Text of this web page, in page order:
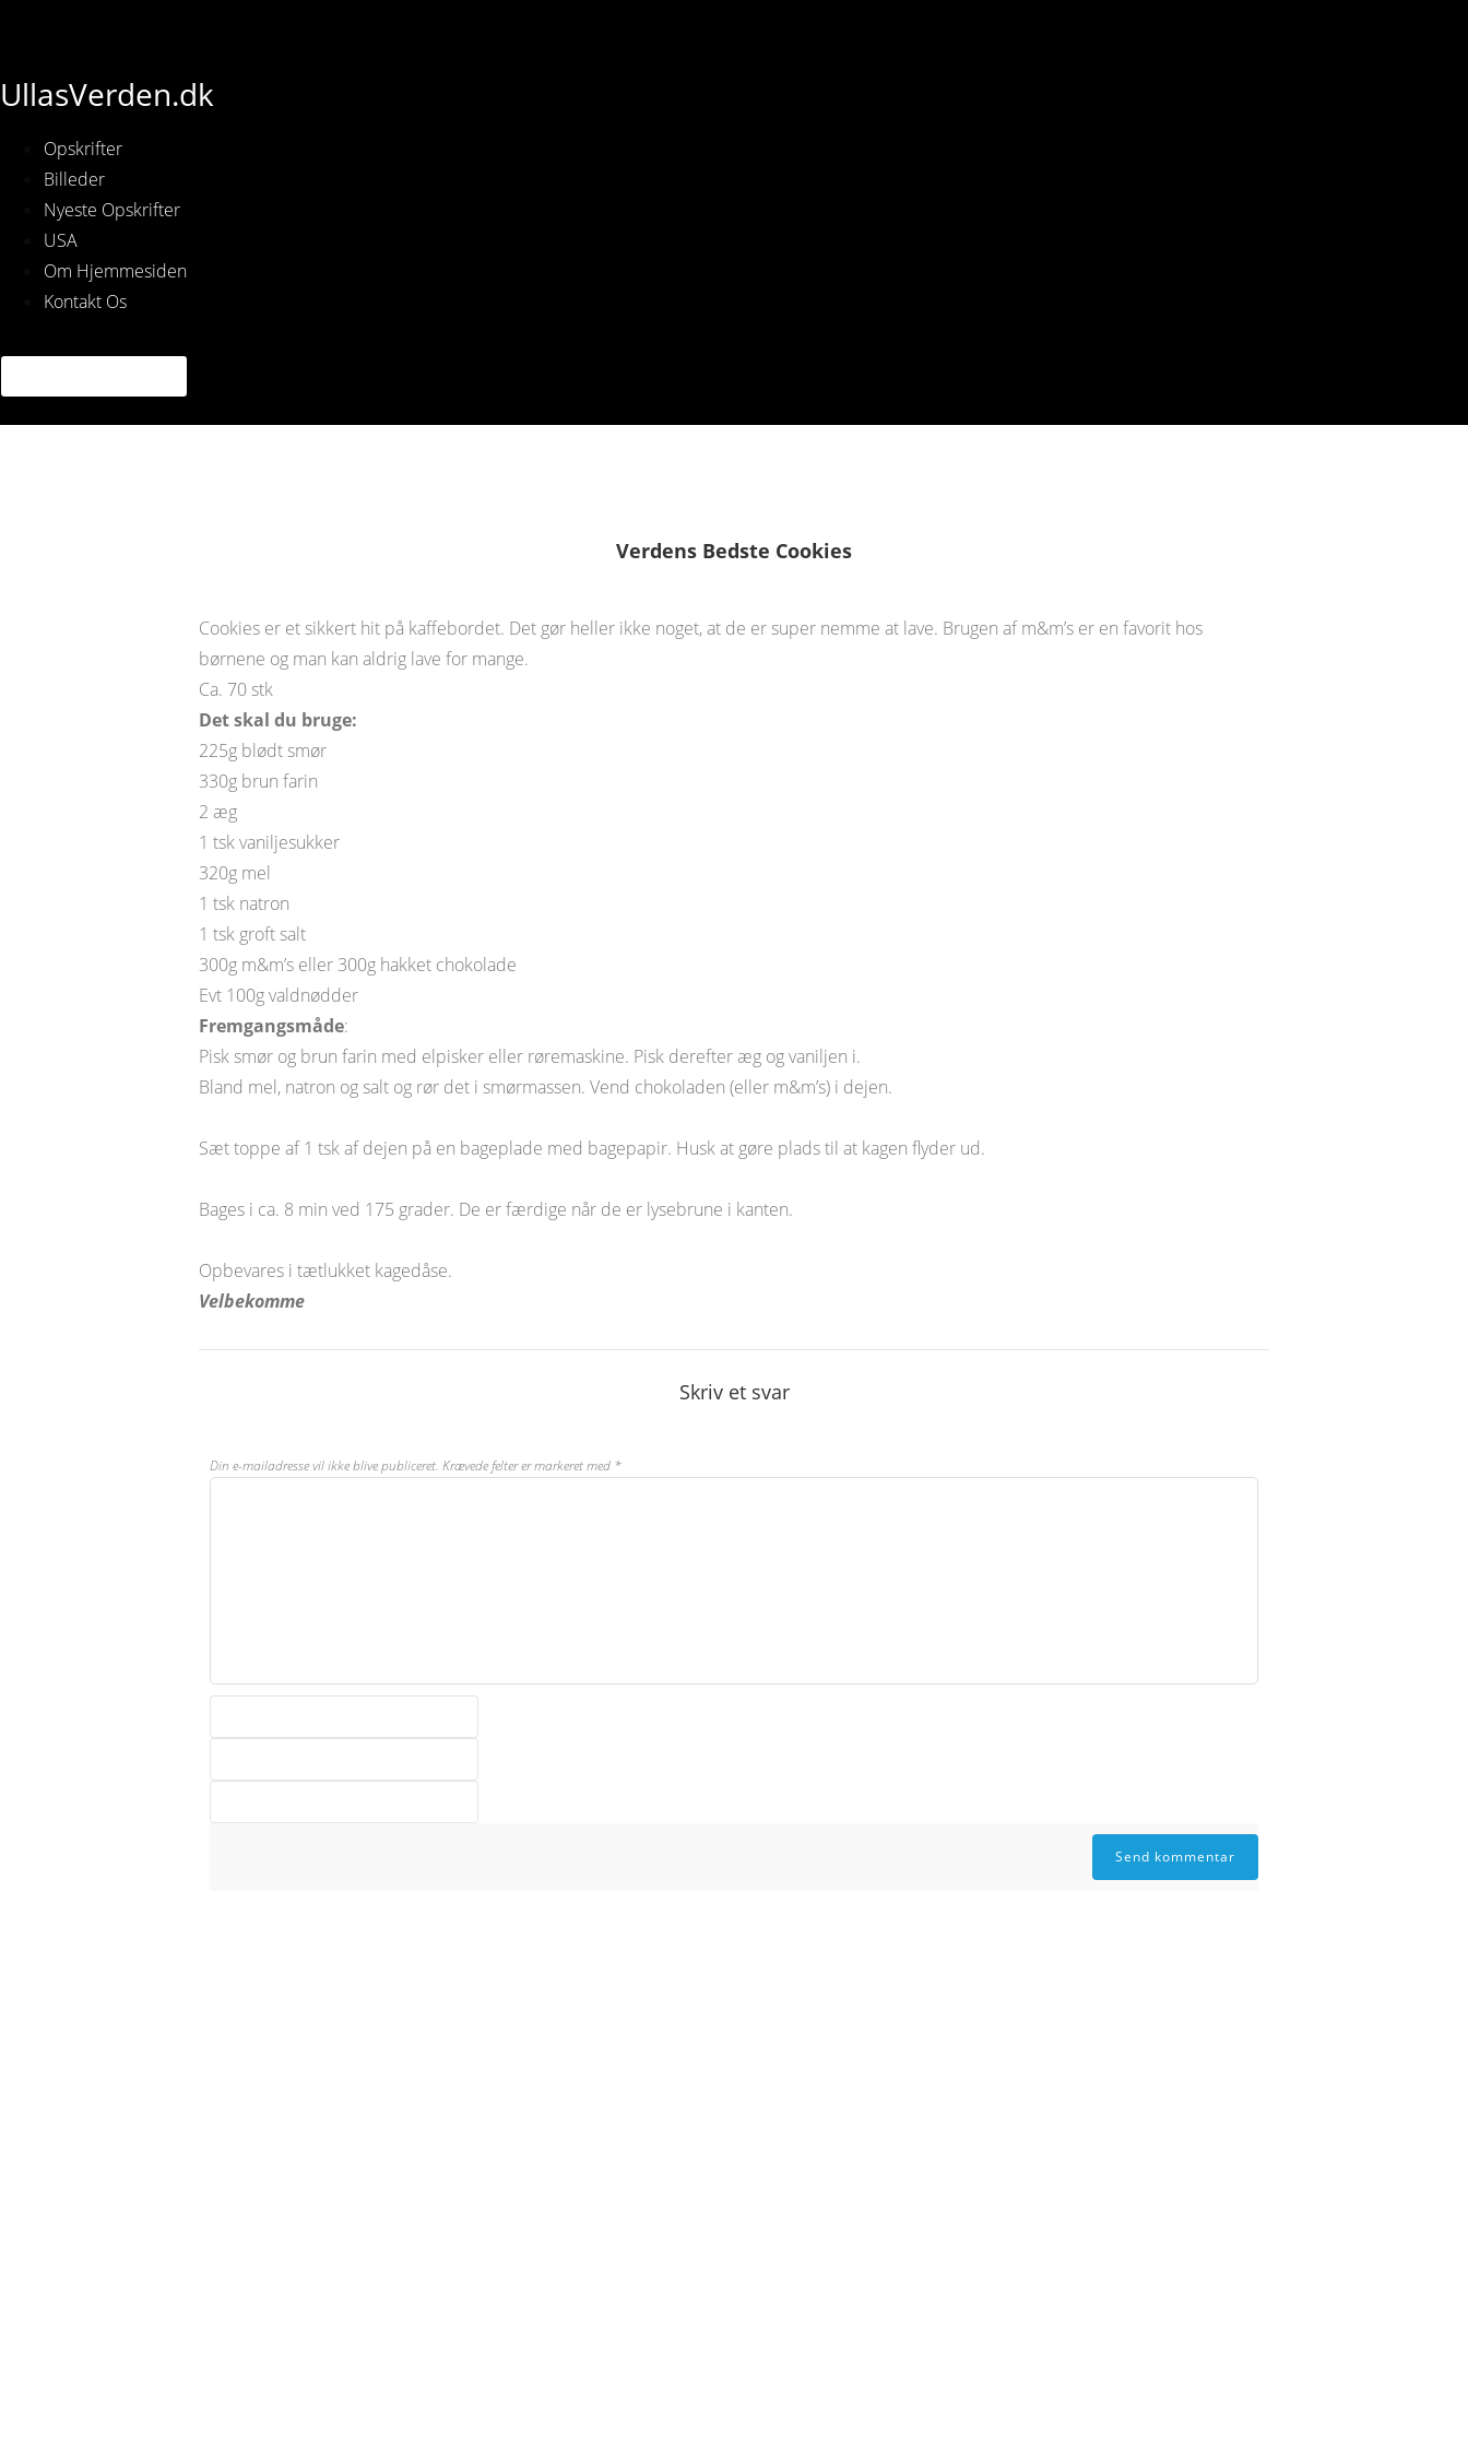
UllasVerden.dk
Opskrifter
Billeder
Nyeste Opskrifter
USA
Om Hjemmesiden
Kontakt Os
Verdens Bedste Cookies
Cookies er et sikkert hit på kaffebordet. Det gør heller ikke noget, at de er super nemme at lave. Brugen af m&m’s er en favorit hos
børnene og man kan aldrig lave for mange.
Ca. 70 stk
Det skal du bruge:
225g blødt smør
330g brun farin
2 æg
1 tsk vaniljesukker
320g mel
1 tsk natron
1 tsk groft salt
300g m&m’s eller 300g hakket chokolade
Evt 100g valdnødder
Fremgangsmåde:
Pisk smør og brun farin med elpisker eller røremaskine. Pisk derefter æg og vaniljen i.
Bland mel, natron og salt og rør det i smørmassen. Vend chokoladen (eller m&m’s) i dejen.
Sæt toppe af 1 tsk af dejen på en bageplade med bagepapir. Husk at gøre plads til at kagen flyder ud.
Bages i ca. 8 min ved 175 grader. De er færdige når de er lysebrune i kanten.
Opbevares i tætlukket kagedåse.
Velbekomme
Skriv et svar
Din e-mailadresse vil ikke blive publiceret. Krævede felter er markeret med *